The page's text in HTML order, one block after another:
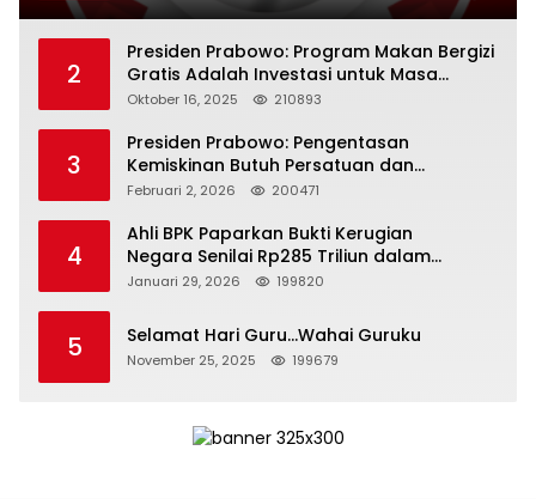
2
Presiden Prabowo: Program Makan Bergizi
Gratis Adalah Investasi untuk Masa
Depan Bangsa
Oktober 16, 2025 210893
3
Presiden Prabowo: Pengentasan
Kemiskinan Butuh Persatuan dan
Kepemimpinan yang Bertanggung Jawab
Februari 2, 2026 200471
4
Ahli BPK Paparkan Bukti Kerugian
Negara Senilai Rp285 Triliun dalam
Persidangan Korupsi PT Pertamina
Januari 29, 2026 199820
5 Selamat Hari Guru…Wahai Guruku
November 25, 2025 199679